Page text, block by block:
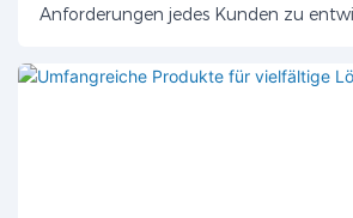
Anforderungen jedes Kunden zu